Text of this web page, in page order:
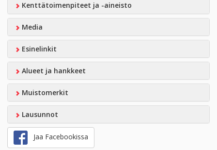
Kenttätoimenpiteet ja -aineisto
Media
Esinelinkit
Alueet ja hankkeet
Muistomerkit
Lausunnot
Jaa Facebookissa